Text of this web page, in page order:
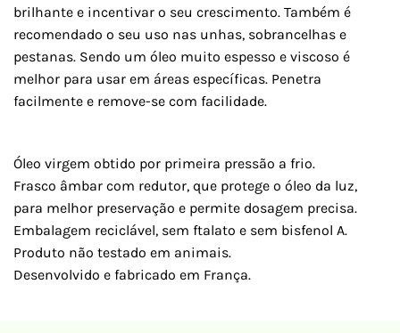
brilhante e incentivar o seu crescimento. Também é
recomendado o seu uso nas unhas, sobrancelhas e
pestanas. Sendo um óleo muito espesso e viscoso é
melhor para usar em áreas específicas. Penetra
facilmente e remove-se com facilidade.
Óleo virgem obtido por primeira pressão a frio.
Frasco âmbar com redutor, que protege o óleo da luz,
para melhor preservação e permite dosagem precisa.
Embalagem reciclável, sem ftalato e sem bisfenol A.
Produto não testado em animais.
Desenvolvido e fabricado em França.